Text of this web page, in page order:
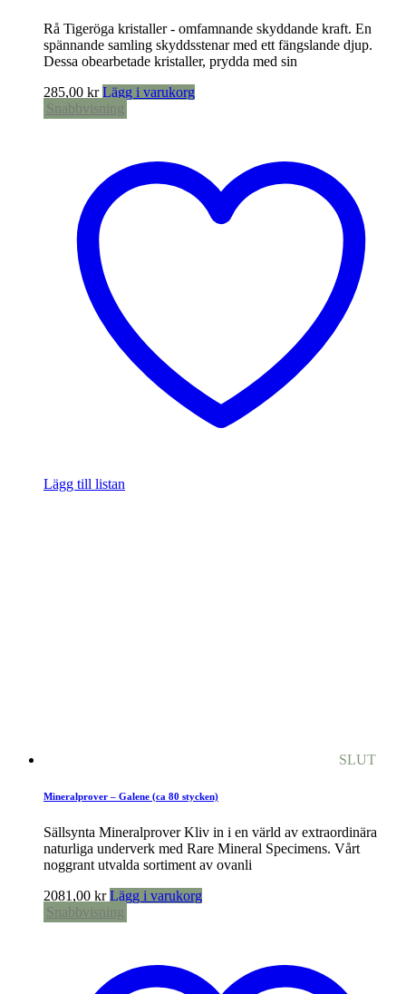
Rå Tigeröga kristaller - omfamnande skyddande kraft. En
spännande samling skyddsstenar med ett fängslande djup.
Dessa obearbetade kristaller, prydda med sin
285,00 kr Lägg i varukorg
Snabbvisning
Lägg till listan
SLUT
Mineralprover – Galene (ca 80 stycken)
Sällsynta Mineralprover Kliv in i en värld av extraordinära
naturliga underverk med Rare Mineral Specimens. Vårt
noggrant utvalda sortiment av ovanli
2081,00 kr Lägg i varukorg
Snabbvisning